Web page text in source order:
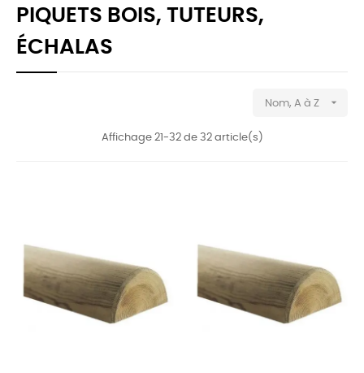
PIQUETS BOIS, TUTEURS,
ÉCHALAS
Nom, A à Z 
Affichage 21-32 de 32 article(s)